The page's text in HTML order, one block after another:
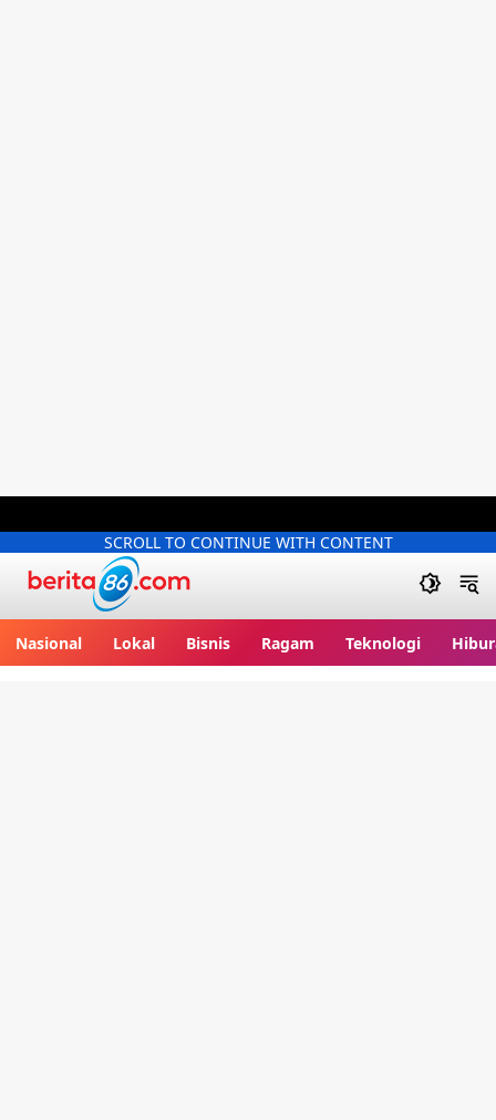
SCROLL TO CONTINUE WITH CONTENT
Nasional Lokal Bisnis Ragam Teknologi